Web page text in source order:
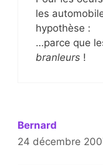
les
hypothèse :
…parce que
branleurs !
Bernard
24 décembre